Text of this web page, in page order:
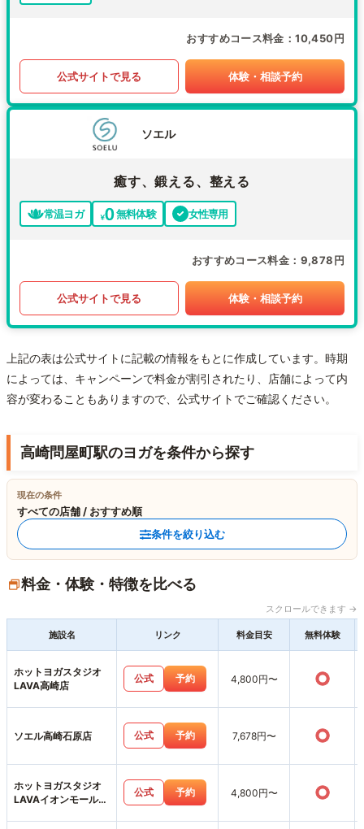
おすすめコース料金 10,450円
公式サイトで見る 体験・相談予約
ソエル
癒す、鍛える、整える
常温ヨガ 無料体験 女性専用
おすすめコース料金 9,878円
公式サイトで見る 体験・相談予約
上記の表は公式サイトに記載の情報をもとに作成しています。時期
によっては、キャンペーンで料金が割引されたり、店舗によって内
容が変わることもありますので、公式サイトでご確認ください。
高崎問屋町駅のヨガを条件から探す
現在の条件
すべての店舗 / おすすめ順
条件を絞り込む
料金・体験・特徴を比べる
スクロールできます →
施設名 リンク 料金目安 無料体験
ホットヨガスタジオ
LAVA高崎店
公式 予約 4,800円〜 ○
ソエル高崎石原店 公式 予約 7,678円〜 ○
ホットヨガスタジオ
LAVAイオンモール高
公式 予約 4,800円〜 ○